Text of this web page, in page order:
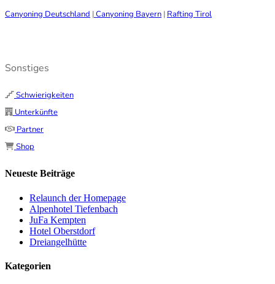
Canyoning Deutschland |Canyoning Bayern | Rafting Tirol
Sonstiges
Schwierigkeiten
Unterkünfte
Partner
Shop
Neueste Beiträge
Relaunch der Homepage
Alpenhotel Tiefenbach
JuFa Kempten
Hotel Oberstdorf
Dreiangelhütte
Kategorien